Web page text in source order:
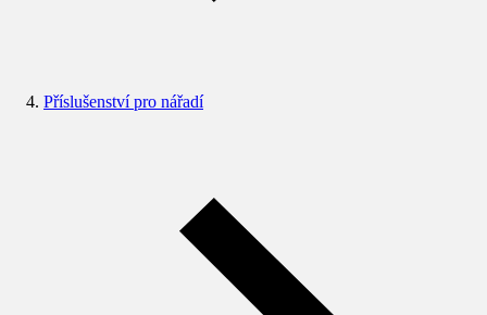
Příslušenství pro nářadí